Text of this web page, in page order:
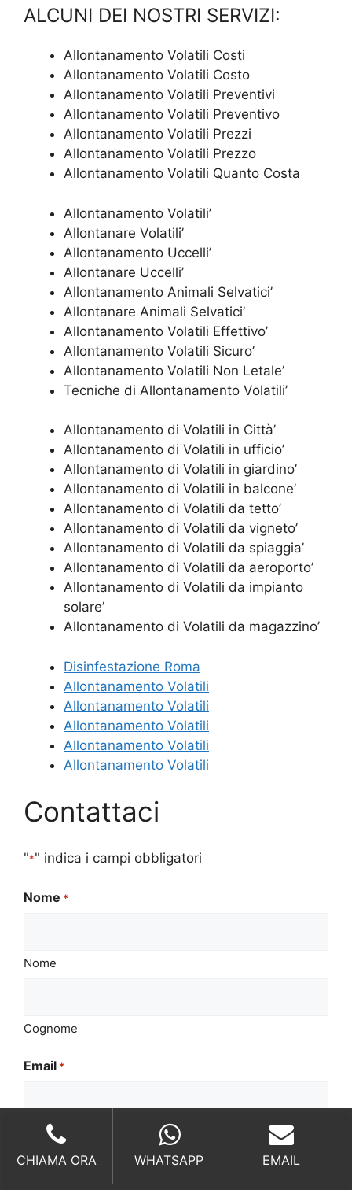
ALCUNI DEI NOSTRI SERVIZI:
Allontanamento Volatili Costi
Allontanamento Volatili Costo
Allontanamento Volatili Preventivi
Allontanamento Volatili Preventivo
Allontanamento Volatili Prezzi
Allontanamento Volatili Prezzo
Allontanamento Volatili Quanto Costa
Allontanamento Volatili’
Allontanare Volatili’
Allontanamento Uccelli’
Allontanare Uccelli’
Allontanamento Animali Selvatici’
Allontanare Animali Selvatici’
Allontanamento Volatili Effettivo’
Allontanamento Volatili Sicuro’
Allontanamento Volatili Non Letale’
Tecniche di Allontanamento Volatili’
Allontanamento di Volatili in Città’
Allontanamento di Volatili in ufficio’
Allontanamento di Volatili in giardino’
Allontanamento di Volatili in balcone’
Allontanamento di Volatili da tetto’
Allontanamento di Volatili da vigneto’
Allontanamento di Volatili da spiaggia’
Allontanamento di Volatili da aeroporto’
Allontanamento di Volatili da impianto
solare’
Allontanamento di Volatili da magazzino’
Disinfestazione Roma
Allontanamento Volatili
Allontanamento Volatili
Allontanamento Volatili
Allontanamento Volatili
Allontanamento Volatili
Contattaci
"*" indica i campi obbligatori
Nome *
Nome
Cognome
Email *
Telefono
CHIAMA ORA WHATSAPP EMAIL